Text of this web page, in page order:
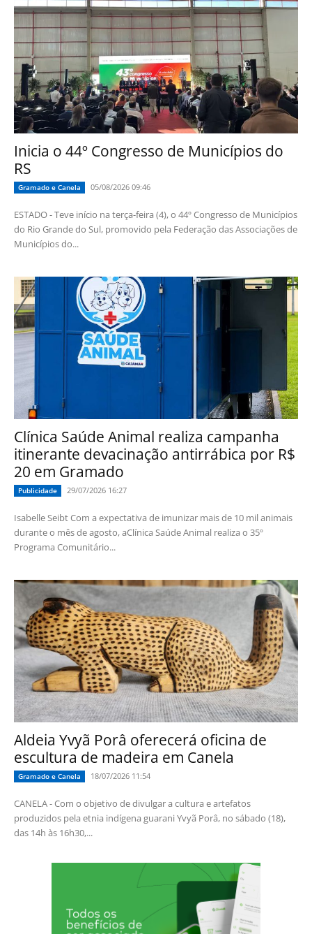
Inicia o 44º Congresso de Municípios do
RS
Gramado e Canela 05/08/2026 09:46
ESTADO - Teve início na terça-feira (4), o 44º Congresso de Municípios
do Rio Grande do Sul, promovido pela Federação das Associações de
Municípios do...
Clínica Saúde Animal realiza campanha
itinerante devacinação antirrábica por R$
20 em Gramado
Publicidade 29/07/2026 16:27
Isabelle Seibt Com a expectativa de imunizar mais de 10 mil animais
durante o mês de agosto, aClínica Saúde Animal realiza o 35º
Programa Comunitário...
Aldeia Yvyã Porâ oferecerá oficina de
escultura de madeira em Canela
Gramado e Canela 18/07/2026 11:54
CANELA - Com o objetivo de divulgar a cultura e artefatos
produzidos pela etnia indígena guarani Yvyã Porâ, no sábado (18),
das 14h às 16h30,...